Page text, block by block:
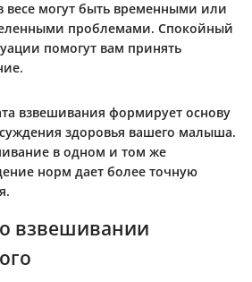
весе могут быть временными или
проблемами. Спокойный
помогут вам принять
взвешивания формирует основу
здоровья вашего малыша.
в одном и том же
норм дает более точную
взвешивании